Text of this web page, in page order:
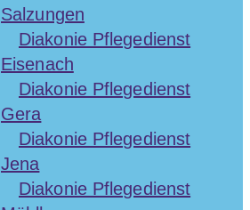
Salzungen
Diakonie Pflegedienst
Eisenach
Diakonie Pflegedienst
Gera
Diakonie Pflegedienst
Jena
Diakonie Pflegedienst